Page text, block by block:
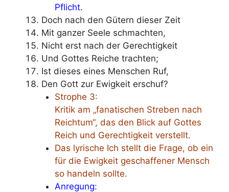
Pflicht.
Doch nach den Gütern dieser Zeit
Mit ganzer Seele schmachten,
Nicht erst nach der Gerechtigkeit
Und Gottes Reiche trachten;
Ist dieses eines Menschen Ruf,
Den Gott zur Ewigkeit erschuf?
Strophe 3:
Kritik am „fanatischen Streben nach
Reichtum“, das den Blick auf Gottes
Reich und Gerechtigkeit verstellt.
Das lyrische Ich stellt die Frage, ob ein
für die Ewigkeit geschaffener Mensch
so handeln sollte.
Anregung: